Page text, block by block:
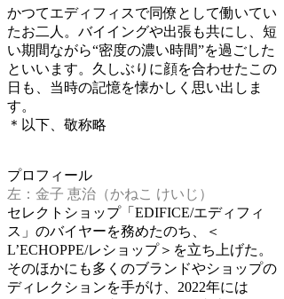
かつてエディフィスで同僚として働いてい
たお二人。バイイングや出張も共にし、短
い期間ながら“密度の濃い時間”を過ごした
といいます。久しぶりに顔を合わせたこの
日も、当時の記憶を懐かしく思い出しま
す。
＊以下、敬称略
プロフィール
左：金子 恵治（かねこ けいじ）
セレクトショップ「EDIFICE/エディフィ
ス」のバイヤーを務めたのち、＜
L’ECHOPPE/レショップ＞を立ち上げた。
そのほかにも多くのブランドやショップの
ディレクションを手がけ、2022年には